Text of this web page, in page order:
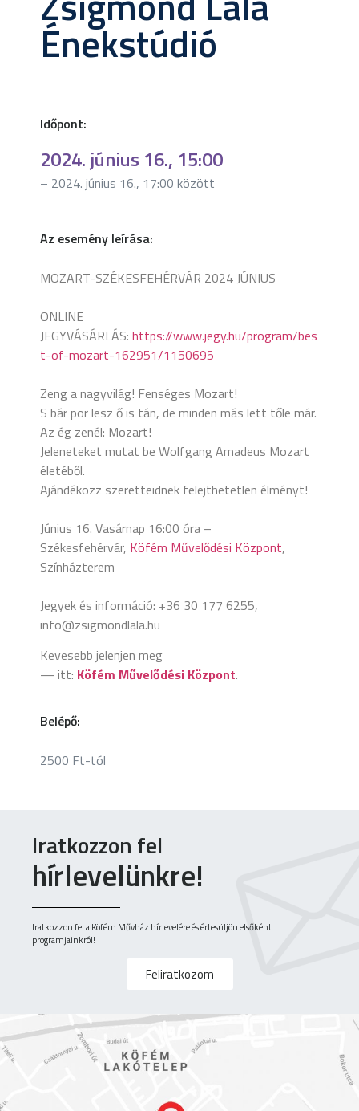
Énekstúdió
Időpont:
2024. június 16., 15:00
– 2024. június 16., 17:00 között
Az esemény leírása:
MOZART-SZÉKESFEHÉRVÁR 2024 JÚNIUS
ONLINE
JEGYVÁSÁRLÁS: https://www.jegy.hu/program/bes
t-of-mozart-162951/1150695
Zeng a nagyvilág! Fenséges Mozart!
S bár por lesz ő is tán, de minden más lett tőle már.
Az ég zenél: Mozart!
Jeleneteket mutat be Wolfgang Amadeus Mozart
életéből.
Ajándékozz szeretteidnek felejthetetlen élményt!
Június 16. Vasárnap 16:00 óra –
Székesfehérvár, Köfém Művelődési Központ,
Színházterem
Jegyek és információ: +36 30 177 6255,
info@zsigmondlala.hu
Kevesebb jelenjen meg
— itt: Köfém Művelődési Központ.
Belépő:
2500 Ft-tól
Iratkozzon fel
hírlevelünkre!
Iratkozzon fel a Köfém Művház hírlevelére és értesüljön elsőként
programjainkról!
Feliratkozom